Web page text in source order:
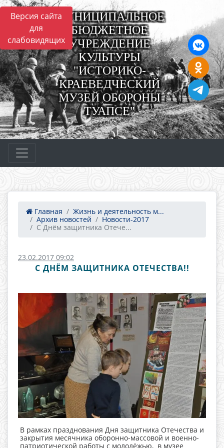
Версия сайта
для
слабовидящих
МУНИЦИПАЛЬНОЕ
БЮДЖЕТНОЕ
УЧРЕЖДЕНИЕ
КУЛЬТУРЫ
"ИСТОРИКО-
КРАЕВЕДЧЕСКИЙ
МУЗЕЙ ОБОРОНЫ
ТУАПСЕ"
Главная
Жизнь и деятельность м...
Архив новостей
Новости-2017
С Днём защитника Отече...
23.02.2017 09:02
С ДНЁМ ЗАЩИТНИКА ОТЕЧЕСТВА!!
В рамках празднования Дня защитника Отечества и
закрытия месячника оборонно-массовой и военно-
патриотической работы с молодёжью, в музее